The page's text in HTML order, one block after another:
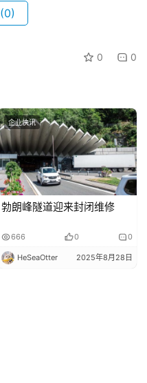
注册
(0)
0 0
企业快讯
勃朗峰隧道迎来封闭维修
666 0 0
HeSeaOtter 2025年8月28日